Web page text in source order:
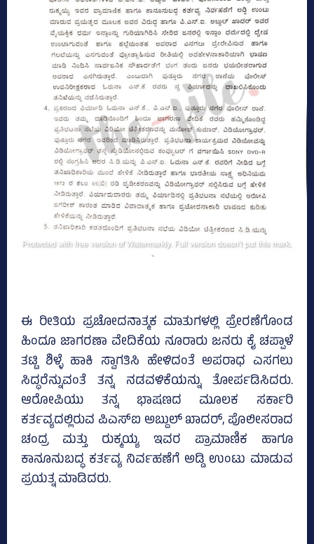
ಈ ರೀತಿಯ ಪ್ರಚೋದನಾತ್ಮಕ ಮಾತುಗಳಲ್ಲಿ ಪ್ರೇರಣೆಗೊಂಡ
ಹಿಂದೂ ಜಾಗರಣಾ ವೇದಿಕೆಯ ನೂರಾರು ಜನರು ಕೈ ಚಪ್ಪಾಳೆ
ತಟ್ಟಿ ಶಿಳ್ಳೆ ಹಾಕಿ ಸ್ವಾಗತಿಸಿ ಹೇಳಿದಂತೆ ಅಪರಾಧ ಎಸಗಲು
ಸಿದ್ಧರೆನ್ನುವಂತೆ ತನ್ನ ನಡವಳಿಕೆಯನ್ನು ತೋರ್ಪಡಿಸಿದರು.
ಆರೋಪಿಯು ತನ್ನ ಭಾಷಣದ ಮೂಲಕ ಸರ್ಕಾರಿ
ಕರ್ತವ್ಯದಲ್ಲಿರುವ ಪಿಎಸ್‌ಐ ಅಬ್ದುಲ್‌ ಖಾದರ್‌, ಪೊಲೀಸರಾದ
ಚಂದ್ರ ಮತ್ತು ರುಕ್ಮಯ್ಯ ಇವರ ಪ್ರಾಮಾಣಿಕ ಹಾಗೂ
ಕಾನೂನುಬದ್ಧ ಕರ್ತವ್ಯ ನಿರ್ವಹಣೆಗೆ ಅಡ್ಡಿ ಉಂಟು ಮಾಡುವ
ಪ್ರಯತ್ನ ಮಾಡಿದರು.